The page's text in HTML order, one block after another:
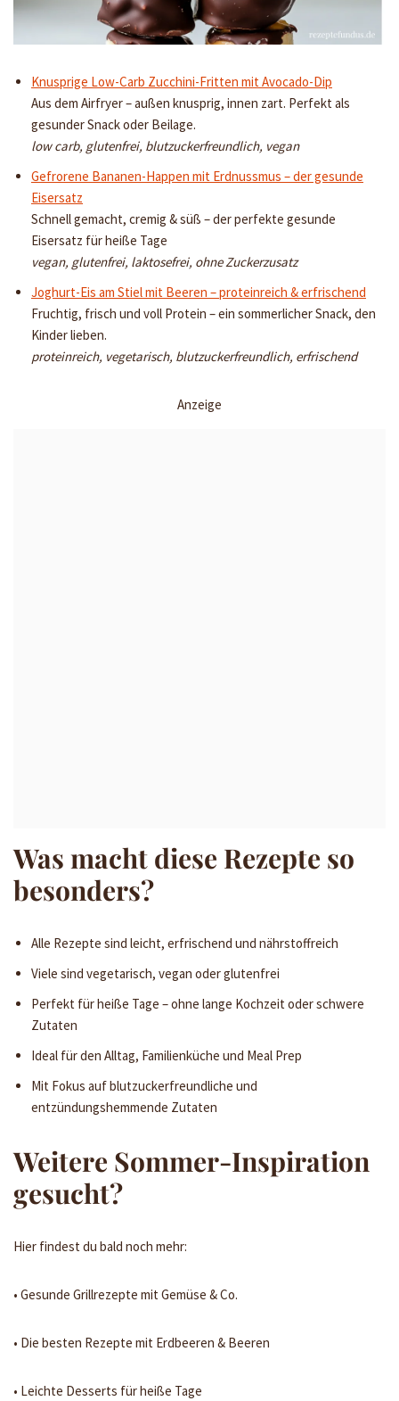
Knusprige Low-Carb Zucchini-Fritten mit Avocado-Dip
Aus dem Airfryer – außen knusprig, innen zart. Perfekt als
gesunder Snack oder Beilage.
low carb, glutenfrei, blutzuckerfreundlich, vegan
Gefrorene Bananen-Happen mit Erdnussmus – der gesunde
Eisersatz
Schnell gemacht, cremig & süß – der perfekte gesunde
Eisersatz für heiße Tage
vegan, glutenfrei, laktosefrei, ohne Zuckerzusatz
Joghurt-Eis am Stiel mit Beeren – proteinreich & erfrischend
Fruchtig, frisch und voll Protein – ein sommerlicher Snack, den
Kinder lieben.
proteinreich, vegetarisch, blutzuckerfreundlich, erfrischend
Anzeige
Was macht diese Rezepte so
besonders?
Alle Rezepte sind leicht, erfrischend und nährstoffreich
Viele sind vegetarisch, vegan oder glutenfrei
Perfekt für heiße Tage – ohne lange Kochzeit oder schwere
Zutaten
Ideal für den Alltag, Familienküche und Meal Prep
Mit Fokus auf blutzuckerfreundliche und
entzündungshemmende Zutaten
Weitere Sommer-Inspiration
gesucht?
Hier findest du bald noch mehr:
• Gesunde Grillrezepte mit Gemüse & Co.
• Die besten Rezepte mit Erdbeeren & Beeren
• Leichte Desserts für heiße Tage